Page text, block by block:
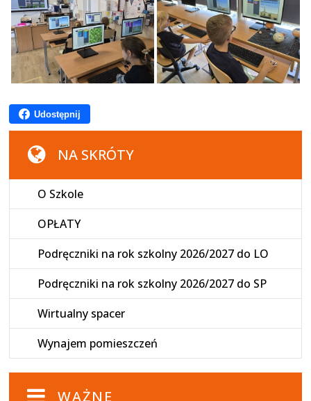
Udostępnij
NA SKRÓTY
O Szkole
OPŁATY
Podręczniki na rok szkolny 2026/2027 do LO
Podręczniki na rok szkolny 2026/2027 do SP
Wirtualny spacer
Wynajem pomieszczeń
WAŻNE